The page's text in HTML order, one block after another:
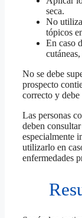
seca.
No
tópicos
En caso
No se debe
prospecto
correcto y debe
Las personas
deben
especialmente
utilizarlo en
enfermedades